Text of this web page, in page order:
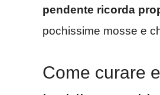
pendente ricorda
pochissime mosse e
Come curare